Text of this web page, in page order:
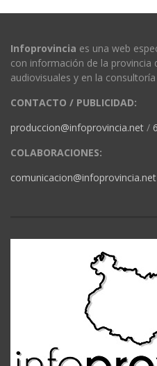
Infoprovincia es una web
con información de la provincia
audiovisuales y en la
CONTACTO / PUBLICIDAD:
produccion@infoprovincia.net /
COLABORACIONES:
comunicacion@infoprovincia.net